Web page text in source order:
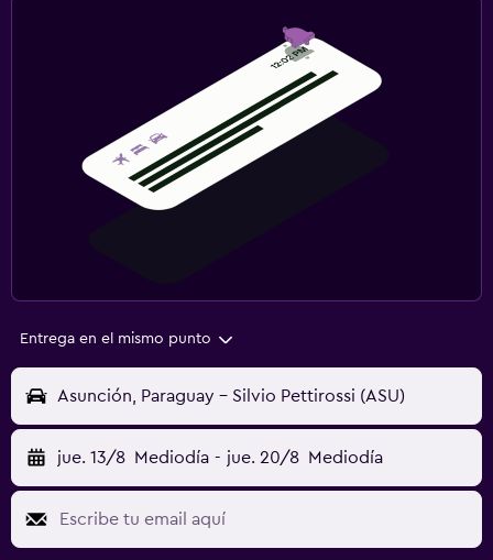
Entrega en el mismo punto
Asunción, Paraguay - Silvio Pettirossi (ASU)
jue. 13/8 Mediodía - jue. 20/8 Mediodía